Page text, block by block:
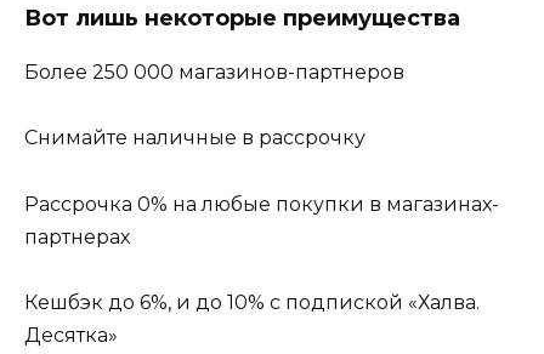
Вот лишь некоторые преимущества
Более 250 000 магазинов-партнеров
Снимайте наличные в рассрочку
Рассрочка 0% на любые покупки в магазинах-
партнерах
Кешбэк до 6%, и до 10% с подпиской «Халва.
Десятка»